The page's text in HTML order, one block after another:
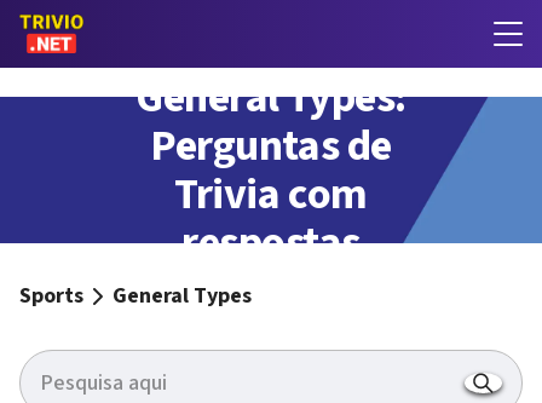
General Types:
Perguntas de
Trivia com
respostas
Sports General Types